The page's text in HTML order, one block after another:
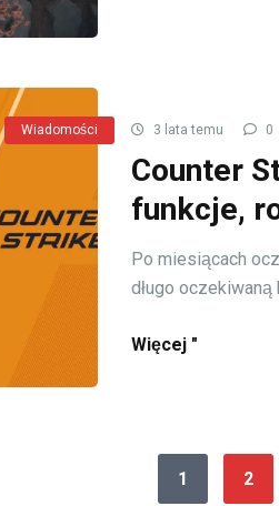
Wiadomości 3 lata temu 0
Counter
funkcje,
Po miesiącach
długo oczekiwaną
Więcej "
1 2